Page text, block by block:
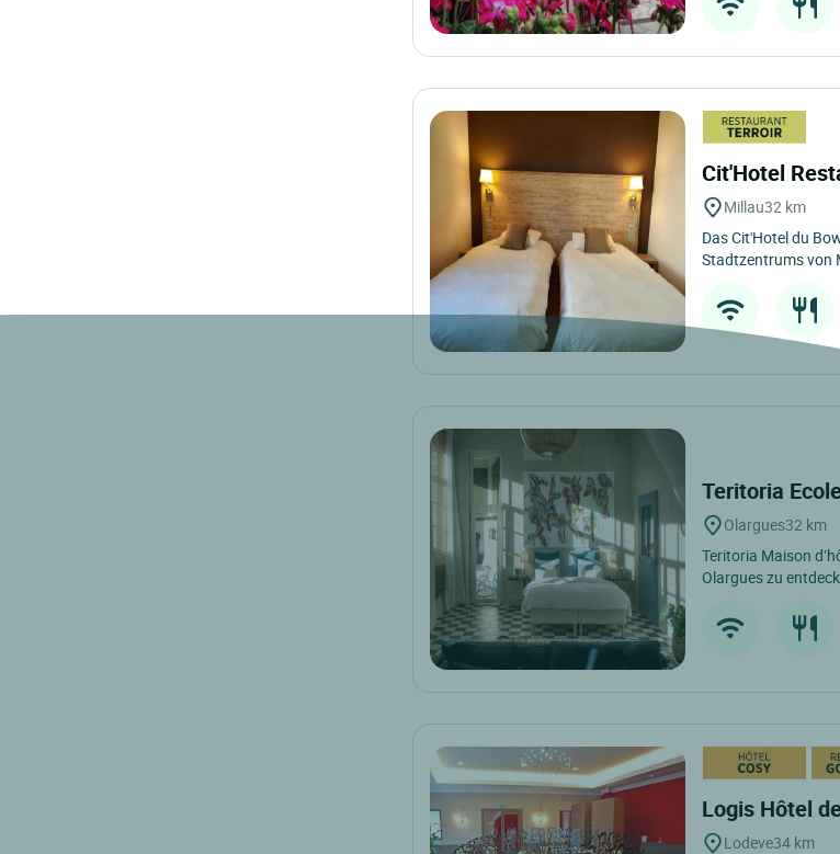
Cit'Hotel
Millau32 km
Das Cit'Hotel du
Stadtzentrums von
Teritoria
Olargues32 km
Teritoria Maison
Olargues zu
Logis Hôtel
Lodeve34 km